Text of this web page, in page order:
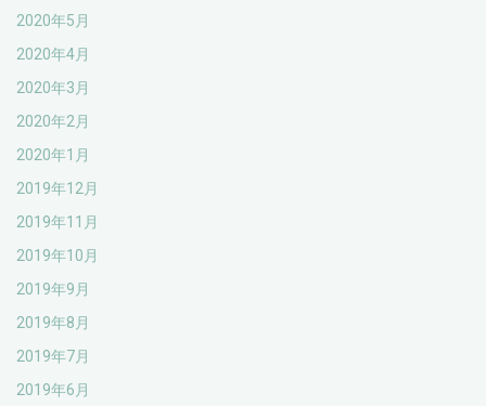
2020年5月
2020年4月
2020年3月
2020年2月
2020年1月
2019年12月
2019年11月
2019年10月
2019年9月
2019年8月
2019年7月
2019年6月